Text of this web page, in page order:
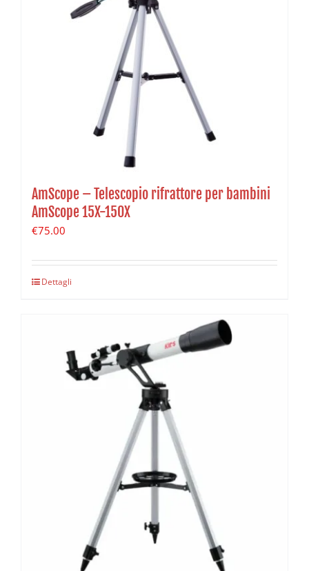
AmScope – Telescopio rifrattore per bambini
AmScope 15X-150X
€75.00
Dettagli